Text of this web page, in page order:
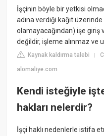
İşçinin böyle bir yetkisi
adına verdiği kağıt
olamayacağından) işe giriş
değildir, işleme alınmaz ve
Kaynak kaldırma talebi |
alomaliye.com
Kendi isteğiyle
hakları nelerdir?
İşçi haklı nedenlerle istifa